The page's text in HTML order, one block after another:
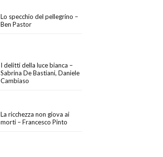
Lo specchio del pellegrino –
Ben Pastor
I delitti della luce bianca –
Sabrina De Bastiani, Daniele
Cambiaso
La ricchezza non giova ai
morti – Francesco Pinto